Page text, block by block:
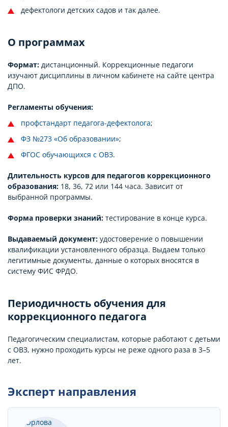
дефектологи детских садов и так далее.
О программах
Формат: дистанционный. Коррекционные педагоги
изучают дисциплины в личном кабинете на сайте центра
ДПО.
Регламенты обучения:
профстандарт педагога-дефектолога;
ФЗ №273 «Об образовании»;
ФГОС обучающихся с ОВЗ.
Длительность курсов для педагогов коррекционного
образования: 18, 36, 72 или 144 часа. Зависит от
выбранной программы.
Форма проверки знаний: тестирование в конце курса.
Выдаваемый документ: удостоверение о повышении
квалификации установленного образца. Выдаем только
легитимные документы, данные о которых вносятся в
систему ФИС ФРДО.
Периодичность обучения для
коррекционного педагога
Педагогическим специалистам, которые работают с детьми
с ОВЗ, нужно проходить курсы не реже одного раза в 3–5
лет.
Эксперт направления